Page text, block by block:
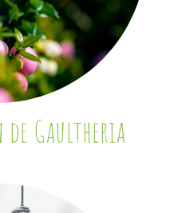
de Gaultheria